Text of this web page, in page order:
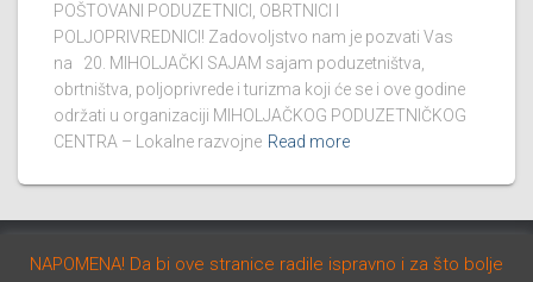
POŠTOVANI PODUZETNICI, OBRTNICI I
POLJOPRIVREDNICI! Zadovoljstvo nam je pozvati Vas
na 20. MIHOLJAČKI SAJAM sajam poduzetništva,
obrtništva, poljoprivrede i turizma koji će se i ove godine
održati u organizaciji MIHOLJAČKOG PODUZETNIČKOG
CENTRA – Lokalne razvojne Read more
NAPOMENA! Da bi ove stranice radile ispravno i za što bolje